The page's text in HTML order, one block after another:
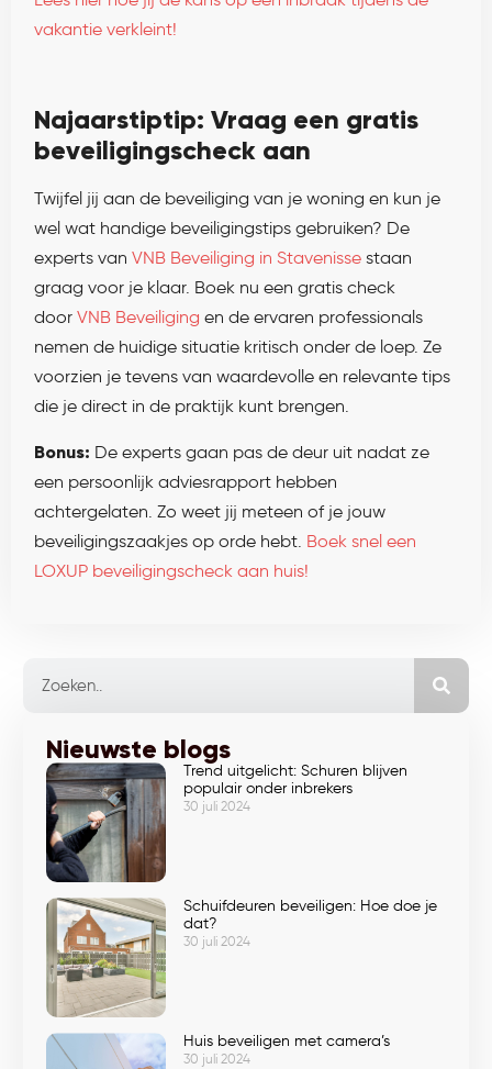
vakantie verkleint!
Najaarstiptip: Vraag een gratis
beveiligingscheck aan
Twijfel jij aan de beveiliging van je woning en kun je
wel wat handige beveiligingstips gebruiken? De
experts van VNB Beveiliging in Stavenisse staan
graag voor je klaar. Boek nu een gratis check
door VNB Beveiliging en de ervaren professionals
nemen de huidige situatie kritisch onder de loep. Ze
voorzien je tevens van waardevolle en relevante tips
die je direct in de praktijk kunt brengen.
Bonus: De experts gaan pas de deur uit nadat ze
een persoonlijk adviesrapport hebben
achtergelaten. Zo weet jij meteen of je jouw
beveiligingszaakjes op orde hebt. Boek snel een
LOXUP beveiligingscheck aan huis!
Nieuwste blogs
Trend uitgelicht: Schuren blijven
populair onder inbrekers
30 juli 2024
Schuifdeuren beveiligen: Hoe doe je
dat?
30 juli 2024
Huis beveiligen met camera’s
30 juli 2024